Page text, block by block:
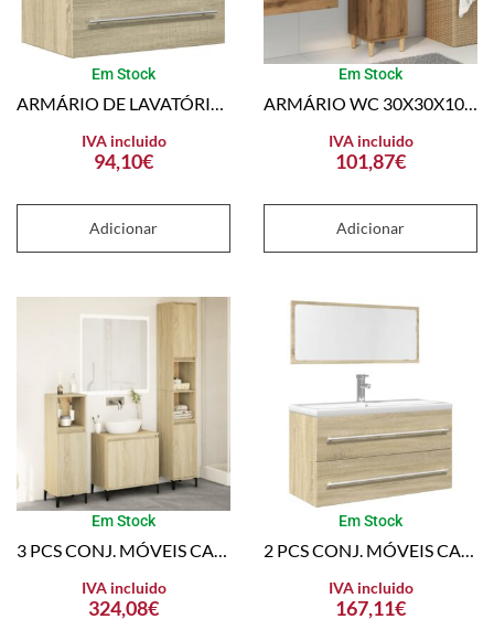
Em Stock
94,10€
IVA incluido
Adicionar
Em Stock
101,87€
IVA incluido
Adicionar
Em Stock
324,08€
IVA incluido
Em Stock
167,11€
IVA incluido